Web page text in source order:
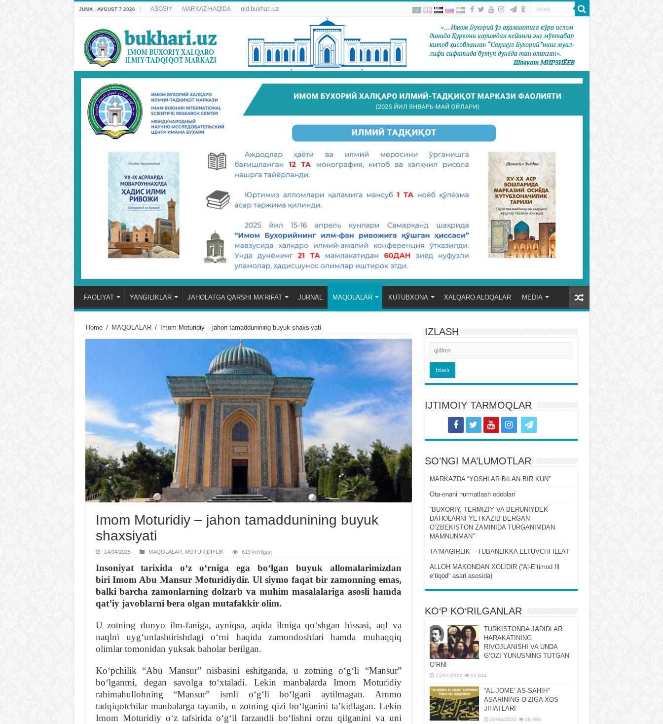
JUMA , AVGUST 7 2026 ASOSIY MARKAZ HAQIDA old.bukhari.uz
FAOLIYAT YANGILIKLAR JAHOLATGA QARSHI MA’RIFAT JURNAL MAQOLALAR KUTUBXONA XALQARO ALOQALAR MEDIA
Home / MAQOLALAR / Imom Moturidiy – jahon tamaddunining buyuk shaxsiyati
Imom Moturidiy – jahon tamaddunining buyuk
shaxsiyati
14/04/2025 MAQOLALAR, MOTURIDIYLIK 619 koʻrilgan
Insoniyat tarixida oʻz oʻrniga ega boʻlgan buyuk allomalarimizdan
biri Imom Abu Mansur Moturidiydir. Ul siymo faqat bir zamonning emas,
balki barcha zamonlarning dolzarb va muhim masalalariga asosli hamda
qatʼiy javoblarni bera olgan mutafakkir olim.
U zotning dunyo ilm-faniga, ayniqsa, aqida ilmiga qoʻshgan hissasi, aql va
naqlni uygʻunlashtirishdagi oʻrni haqida zamondoshlari hamda muhaqqiq
olimlar tomonidan yuksak baholar berilgan.
Koʻpchilik “Abu Mansur” nisbasini eshitganda, u zotning oʻgʻli “Mansur”
boʻlganmi, degan savolga toʻxtaladi. Lekin manbalarda Imom Moturidiy
rahimahullohning “Mansur” ismli oʻgʻli boʻlgani aytilmagan. Ammo
tadqiqotchilar manbalarga tayanib, u zotning qizi boʻlganini taʼkidlagan. Lekin
Imom Moturidiy oʻz tafsirida oʻgʻil farzandli boʻlishni orzu qilganini va uni
IZLASH
IJTIMOIY TARMOQLAR
SOʻNGI MA’LUMOTLAR
MARKAZDA “YOSHLAR BILAN BIR KUN”
Ota-onani hurmatlash odoblari
“BUXORIY, TERMIZIY VA BERUNIYDEK
DAHOLARNI YETKAZIB BERGAN
OʻZBEKISTON ZAMINIDA TURGANIMDAN
MAMNUNMAN”
TAʼMAGIRLIK – TUBANLIKKA ELTUVCHI ILLAT
ALLOH MAKONDAN XOLIDIR (“Al-Eʼtimod fil
eʼtiqod” asari asosida)
KO‘P KO‘RILGANLAR
TURKISTONDA JADIDLAR
HARAKATINING
RIVOJLANISHI VA UNDA
GʻOZI YUNUSNING TUTGAN
OʻRNI
15/07/2022 52,844
“AL-JOMEʼ AS-SAHIH”
ASARINING OʻZIGA XOS
JIHATLARI
29/08/2022 48,986